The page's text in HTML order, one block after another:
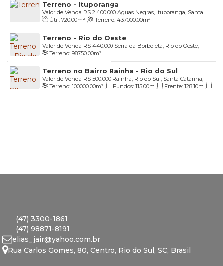
Terreno - Ituporanga
R$ 2.400.000
Valor de Venda
Aguas Negras, Ituporanga, Santa
Catarina, Brasil
Útil: 720.00m² , Terreno: 437000.00m²
Terreno - Rio do Oeste
R$ 440.000
Valor de Venda
Serra da Borboleta, Rio do Oeste,
Santa Catarina, Brasil
Terreno: 98750.00m²
Terreno no Bairro Rainha - Rio do Sul
R$ 500.000
Valor de Venda
Rainha, Rio do Sul, Santa Catarina,
BrasilTerreno: 100000.00m² , Fundos: 115.00m , Frente: 128.10m ,
(47) 3300-1861
(47) 98871-8191
elias_jair@yahoo.com.br
Rua Carlos Gomes, 80, Centro, Rio do Sul, SC, Brasil